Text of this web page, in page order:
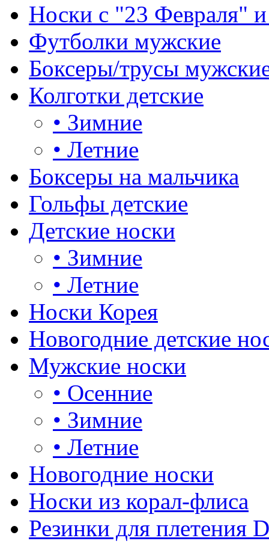
Носки с "23 Февраля"
Футболки мужские
Боксеры/трусы
Колготки детские
• Зимние
• Летние
Боксеры на мальчика
Гольфы детские
Детские носки
• Зимние
• Летние
Носки Корея
Новогодние детские
Мужские носки
• Осенние
• Зимние
• Летние
Новогодние носки
Носки из корал-флиса
Резинки для плетения